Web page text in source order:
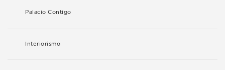
Palacio Contigo
Interiorismo